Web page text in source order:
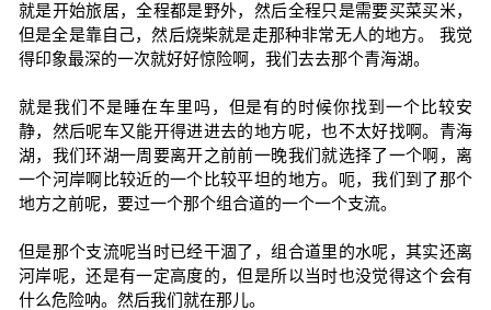
就是开始旅居，全程都是野外，然后全程只是需要买菜买米，
但是全是靠自己，然后烧柴就是走那种非常无人的地方。 我觉
得印象最深的一次就好好惊险啊，我们去去那个青海湖。
就是我们不是睡在车里吗，但是有的时候你找到一个比较安
静，然后呢车又能开得进进去的地方呢，也不太好找啊。青海
湖，我们环湖一周要离开之前前一晚我们就选择了一个啊，离
一个河岸啊比较近的一个比较平坦的地方。呃，我们到了那个
地方之前呢，要过一个那个组合道的一个一个支流。
但是那个支流呢当时已经干涸了，组合道里的水呢，其实还离
河岸呢，还是有一定高度的，但是所以当时也没觉得这个会有
什么危险呐。然后我们就在那儿。